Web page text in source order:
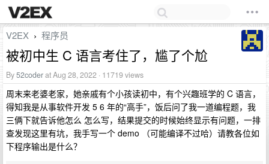
V2EX › 程序员
被初中生 C 语言考住了，尴了个尬
By52coderat Aug 28, 2022 · 11719 views
周末来老婆老家，她亲戚有个小孩读初中，有个兴趣班学的 C 语言，
得知我是从事软件开发 5 6 年的“高手”，饭后问了我一道编程题，我
三俩下就告诉他怎么 怎么写，结果提交的时候始终显示有问题，一排
查发现这里有坑，我手写一个 demo （可能编译不过哈）请教各位如
下程序输出是什么？